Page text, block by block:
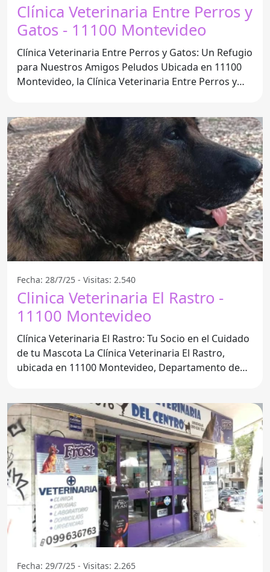
Clínica Veterinaria Entre Perros y
Gatos - 11100 Montevideo
Clínica Veterinaria Entre Perros y Gatos: Un Refugio
para Nuestros Amigos Peludos Ubicada en 11100
Montevideo, la Clínica Veterinaria Entre Perros y
Fecha: 28/7/25 - Visitas: 2.540
Clinica Veterinaria El Rastro -
11100 Montevideo
Clínica Veterinaria El Rastro: Tu Socio en el Cuidado
de tu Mascota La Clínica Veterinaria El Rastro,
ubicada en 11100 Montevideo, Departamento de
Fecha: 29/7/25 - Visitas: 2.265